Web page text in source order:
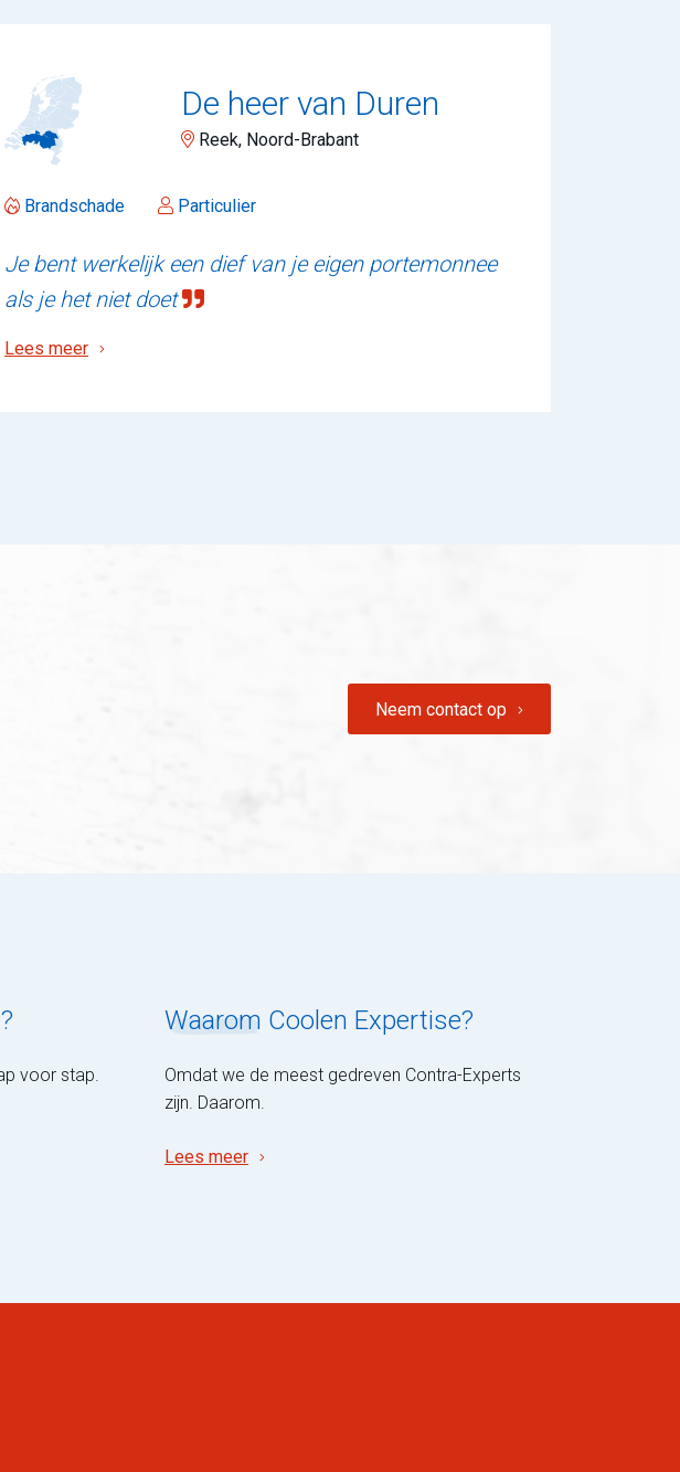
De heer van Duren
Reek, Noord-Brabant
Brandschade Particulier
Je bent werkelijk een dief van je eigen portemonnee
als je het niet doet
Lees meer
Neem contact op
voor stap.
Waarom Coolen Expertise?
Omdat we de meest gedreven Contra-Experts
zijn. Daarom.
Lees meer